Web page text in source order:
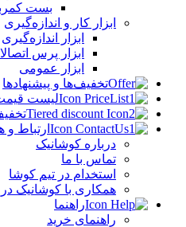
بست
ابزار کار و اندازه‌گیری
ابزار اندازه‌گیری
ابزار پرس
ابزار عمومی
تخفیف‌ها و پیشنهادها
لیست
ارتباط و
درباره کوشانیک
تماس با ما
استخدام در تیم کوشا
همکاری با کوشانیک در
راهنما
راهنمای خرید